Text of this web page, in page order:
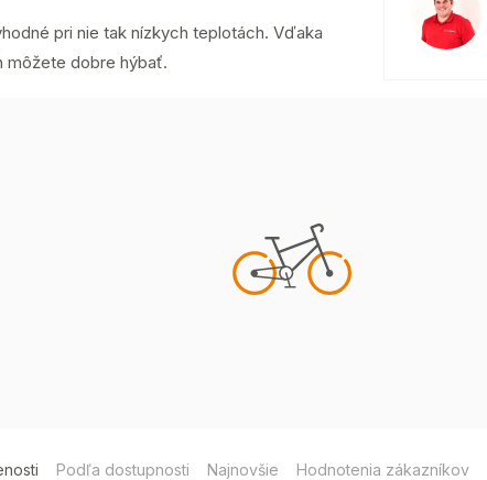
pri nie tak nízkych teplotách. Vďaka
môžete dobre hýbať.
Podľa dostupnosti Najnovšie Hodnotenia zákazníkov